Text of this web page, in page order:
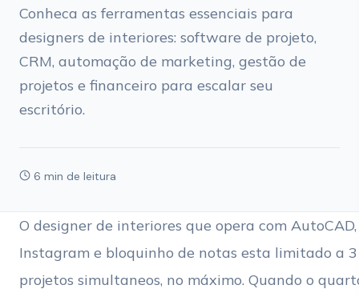
Conheca as ferramentas essenciais para
designers de interiores: software de projeto,
CRM, automação de marketing, gestão de
projetos e financeiro para escalar seu
escritório.
6 min de leitura
O designer de interiores que opera com AutoCAD,
Instagram e bloquinho de notas esta limitado a 3
projetos simultaneos, no máximo. Quando o